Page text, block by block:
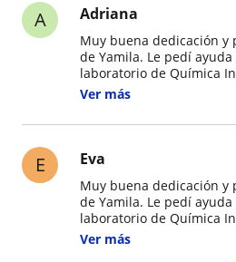
A Adriana
Muy buena dedicación
de Yamila. Le pedí
laboratorio de Química
momento no solo se
entender todos los
Ver más
E Eva
Muy buena dedicación
de Yamila. Le pedí
laboratorio de Química
momento no solo se
Ver más